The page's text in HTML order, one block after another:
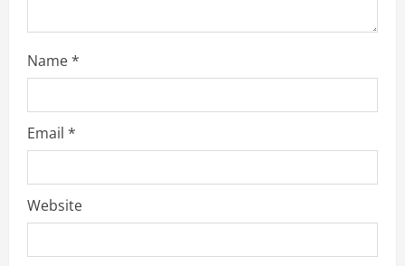
Name*
Email *
Website